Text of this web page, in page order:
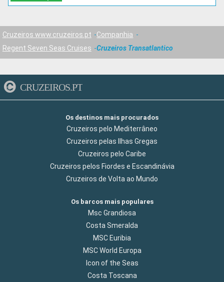
Cruzeiros www.cruzeiros.pt
Companhia
Regent Seven Seas Cruises
Cruzeiros Transatlantico
CRUZEIROS.PT
Os destinos mais procurados
Cruzeiros pelo Mediterrâneo
Cruzeiros pelas Ilhas Gregas
Cruzeiros pelo Caribe
Cruzeiros pelos Fiordes e Escandinávia
Cruzeiros de Volta ao Mundo
Os barcos mais populares
Msc Grandiosa
Costa Smeralda
MSC Euribia
MSC World Europa
Icon of the Seas
Costa Toscana